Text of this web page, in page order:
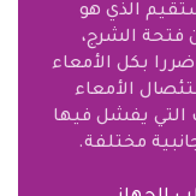
الذي هو
فتحة الشرج،
بكل الأمعاء
الأمعاء
التي يفشل فيها
مختلفة.